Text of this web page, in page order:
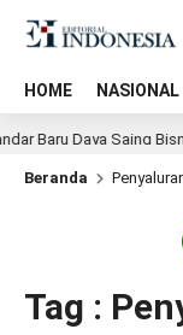
HOME NASIONAL
Baru Daya Saing
Beranda
Tag :